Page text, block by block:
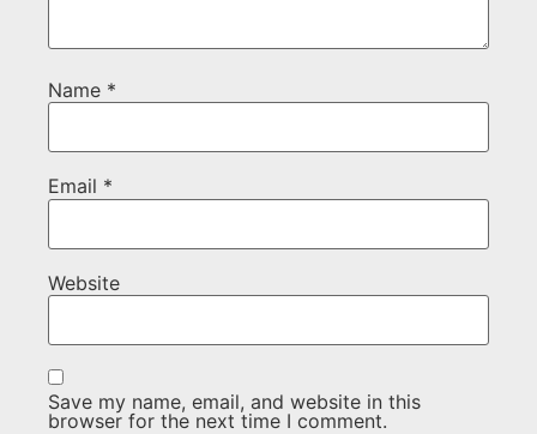
Name *
Email *
Website
Save my name, email, and website in this
browser for the next time I comment.